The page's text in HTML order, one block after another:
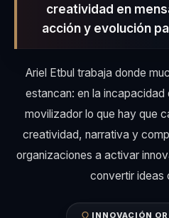
creatividad en
acción y evolución
Ariel Etbul trabaja donde
estancan: en la
movilizador lo que hay que
creatividad, narrativa y
organizaciones a activar
convertir ideas
INNOVACIÓN